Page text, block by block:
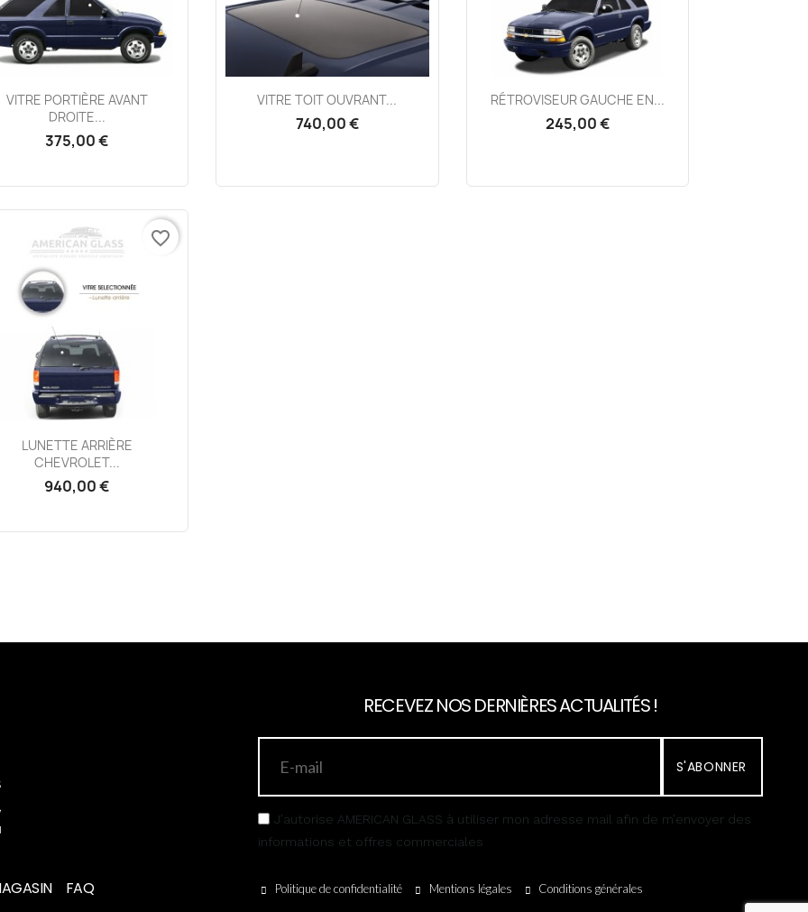
Aperçu rapide
VITRE PORTIÈRE AVANT
DROITE...
375,00 €
Aperçu rapide
VITRE TOIT OUVRANT...
740,00 €
Aperçu rapide
RÉTROVISEUR GAUCHE EN...
245,00 €
Aperçu rapide
LUNETTE ARRIÈRE
CHEVROLET...
940,00 €
favorite_border
FAQ
RECEVEZ NOS DERNIÈRES ACTUALITÉS !
S'ABONNER
J’autorise AMERICAN GLASS à utiliser mon adresse mail afin de m’envoyer des
informations et offres commerciales
Politique de confidentialité Mentions légales Conditions générales